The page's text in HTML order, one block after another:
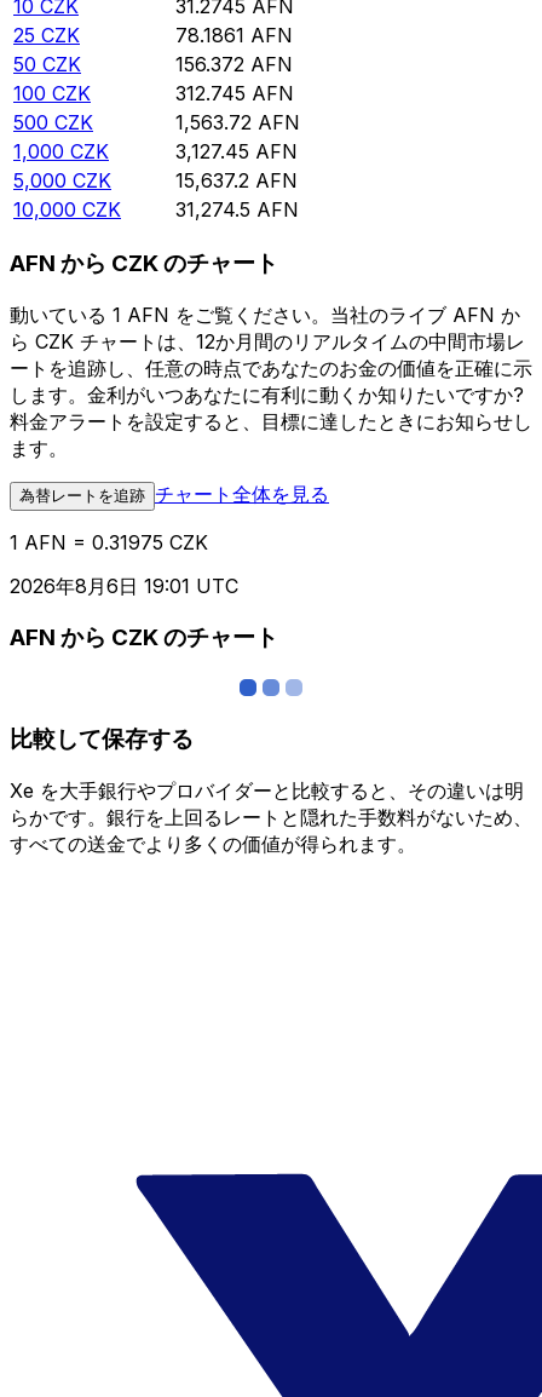
10 CZK 31.2745 AFN
25 CZK 78.1861 AFN
50 CZK 156.372 AFN
100 CZK 312.745 AFN
500 CZK 1,563.72 AFN
1,000 CZK 3,127.45 AFN
5,000 CZK 15,637.2 AFN
10,000 CZK 31,274.5 AFN
AFN から CZK のチャート
動いている 1 AFN をご覧ください。当社のライブ AFN か
ら CZK チャートは、12か月間のリアルタイムの中間市場レ
ートを追跡し、任意の時点であなたのお金の価値を正確に示
します。金利がいつあなたに有利に動くか知りたいですか?
料金アラートを設定すると、目標に達したときにお知らせし
ます。
為替レートを追跡 チャート全体を見る
1 AFN = 0.31975 CZK
2026年8月6日 19:01 UTC
AFN から CZK のチャート
比較して保存する
Xe を大手銀行やプロバイダーと比較すると、その違いは明
らかです。銀行を上回るレートと隠れた手数料がないため、
すべての送金でより多くの価値が得られます。